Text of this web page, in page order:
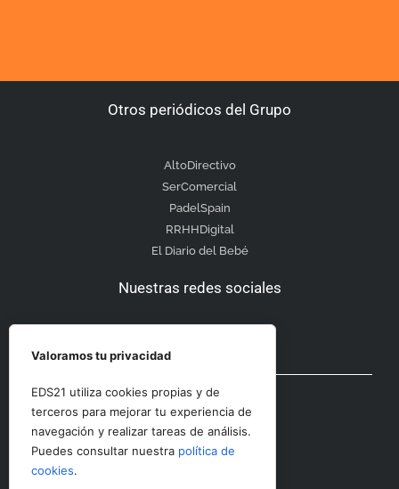
Otros periódicos del Grupo
AltoDirectivo
SerComercial
PadelSpain
RRHHDigital
El Diario del Bebé
Nuestras redes sociales
Otras secciones
Contacto
Valoramos tu privacidad
EDS21 utiliza cookies propias y de
terceros para mejorar tu experiencia de
navegación y realizar tareas de análisis.
Puedes consultar nuestra política de
cookies.